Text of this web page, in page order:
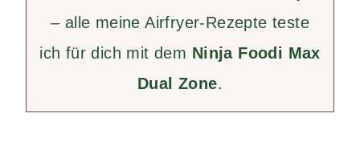
– alle meine Airfryer-Rezepte teste
ich für dich mit dem Ninja Foodi Max
Dual Zone.